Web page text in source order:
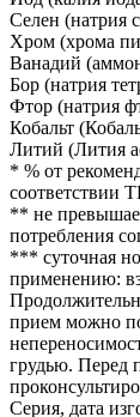
Селен (натрия
Хром (хрома
Ванадий
Бор (натрия
Фтор (натрия
Кобальт
Литий (Лития
* % от
соответствии
** не
потребления
*** суточная
применению:
прием можно
грудью. Перед
Серия, дата